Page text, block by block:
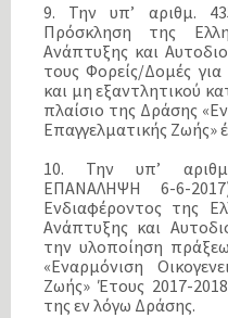
9. Την υπ’ αριθμ.
Πρόσκληση της
Ανάπτυξης και
τους Φορείς/Δομές
και μη εξαντλητικού
πλαίσιο της Δράσης
Επαγγελματικής Ζωής»
10. Την υπ’
ΕΠΑΝΑΛΗΨΗ 6-6-
Ενδιαφέροντος της
Ανάπτυξης και
την υλοποίηση
«Εναρμόνιση
Ζωής» Έτους 2017-
της εν λόγω Δράσης.